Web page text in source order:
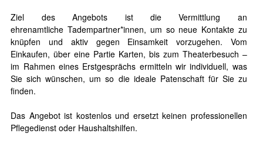
Ziel des Angebots ist die Vermittlung an
ehrenamtlicheTadempartner*innen, um so neue Kontakte zu
knüpfen und aktiv gegen Einsamkeit vorzugehen. Vom
Einkaufen, über eine Partie Karten, bis zum Theaterbesuch –
im Rahmen eines Erstgesprächs ermitteln wir individuell, was
Sie sich wünschen, um so die ideale Patenschaft für Sie zu
finden.
Das Angebot ist kostenlos und ersetzt keinen professionellen
Pflegedienst oder Haushaltshilfen.